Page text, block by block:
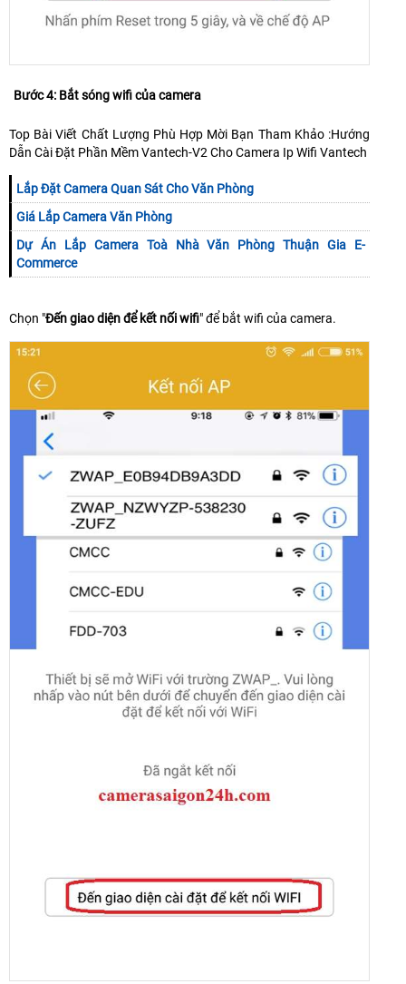
Bước 4: Bắt sóng wifi của camera
Top Bài Viết Chất Lượng Phù Hợp Mời Bạn Tham Khảo :Hướng
Dẫn Cài Đặt Phần Mềm Vantech-V2 Cho Camera Ip Wifi Vantech
Lắp Đặt Camera Quan Sát Cho Văn Phòng
Giá Lắp Camera Văn Phòng
Dự Án Lắp Camera Toà Nhà Văn Phòng Thuận Gia E-
Commerce
Chọn "Đến giao diện để kết nối wifi" để bắt wifi của camera.